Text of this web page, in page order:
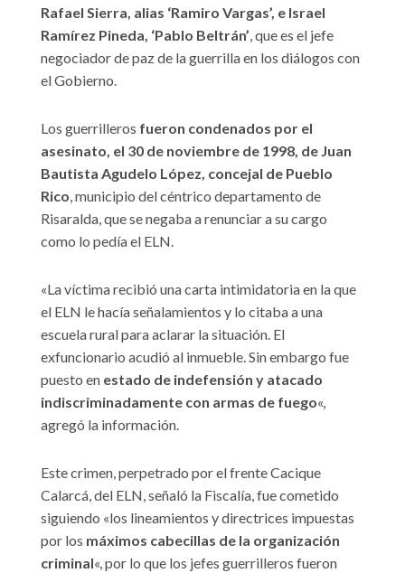
Rafael Sierra, alias ‘Ramiro Vargas’, e Israel
Ramírez Pineda, ‘Pablo Beltrán’, que es el jefe
negociador de paz de la guerrilla en los diálogos con
el Gobierno.
Los guerrilleros fueron condenados por el
asesinato, el 30 de noviembre de 1998, de Juan
Bautista Agudelo López, concejal de Pueblo
Rico, municipio del céntrico departamento de
Risaralda, que se negaba a renunciar a su cargo
como lo pedía el ELN.
«La víctima recibió una carta intimidatoria en la que
el ELN le hacía señalamientos y lo citaba a una
escuela rural para aclarar la situación. El
exfuncionario acudió al inmueble. Sin embargo fue
puesto en estado de indefensión y atacado
indiscriminadamente con armas de fuego«,
agregó la información.
Este crimen, perpetrado por el frente Cacique
Calarcá, del ELN, señaló la Fiscalía, fue cometido
siguiendo «los lineamientos y directrices impuestas
por los máximos cabecillas de la organización
criminal«, por lo que los jefes guerrilleros fueron